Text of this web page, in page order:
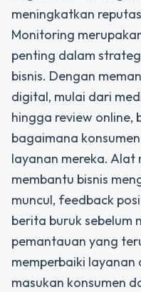
meningkatkan
Monitoring
penting dalam
bisnis. Dengan
digital, mulai dari
hingga review online,
bagaimana
layanan mereka.
membantu bisnis
muncul, feedback
berita buruk sebelum
pemantauan yang
memperbaiki
masukan konsumen